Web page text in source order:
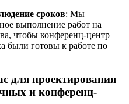
сроков: Мы
выполнение работ на
чтобы конференц-центр
были готовы к работе по
для проектирования
и конференц-